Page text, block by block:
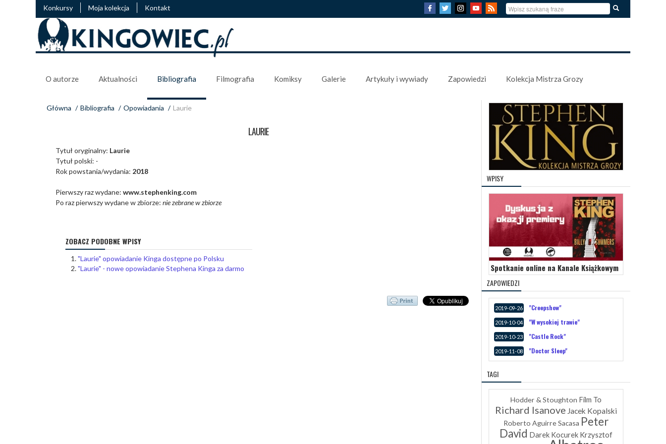
Konkursy Moja kolekcja Kontakt
O autorze Aktualności Bibliografia Filmografia Komiksy Galerie Artykuły i wywiady Zapowiedzi Kolekcja Mistrza Grozy
Główna / Bibliografia / Opowiadania / Laurie
LAURIE
Tytuł oryginalny: Laurie
Tytuł polski: -
Rok powstania/wydania: 2018
Pierwszy raz wydane: www.stephenking.com
Po raz pierwszy wydane w zbiorze: nie zebrane w zbiorze
ZOBACZ PODOBNE WPISY
"Laurie" opowiadanie Kinga dostępne po Polsku
"Laurie" - nowe opowiadanie Stephena Kinga za darmo
WPISY
Spotkanie online na Kanale Książkowym
ZAPOWIEDZI
2019-09-26 "Creepshow"
2019-10-04 "W wysokiej trawie"
2019-10-23 "Castle Rock"
2019-11-08 "Doctor Sleep"
TAGI
Hodder & Stoughton Film To
Richard Isanove Jacek Kopalski
Roberto Aguirre Sacasa Peter
David Darek Kocurek Krzysztof